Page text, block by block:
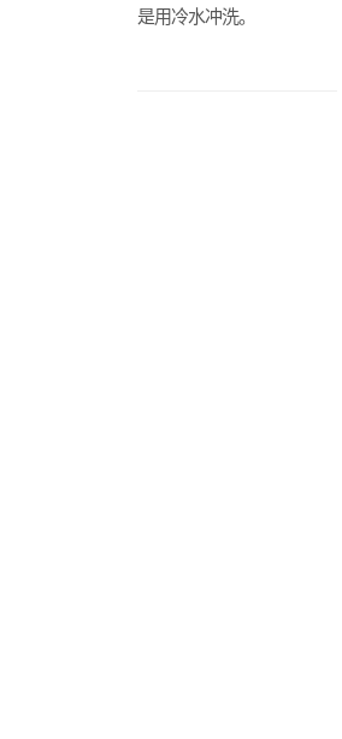
是用冷水冲洗。